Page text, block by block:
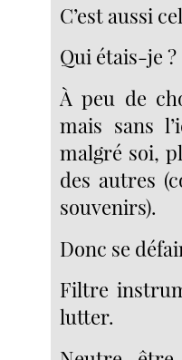
C’est aussi
Qui étais-je ?
À peu de
mais sans
malgré soi,
des autres
souvenirs).
Donc se
Filtre
lutter.